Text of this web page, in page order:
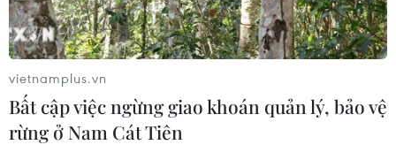
Dịch tả bùng phát nghiêm trọng tại
23/07/2026 07:23
vietnamplus.vn
Bất cập việc ngừng giao khoán quản lý, bảo vệ
rừng ở Nam Cát Tiên